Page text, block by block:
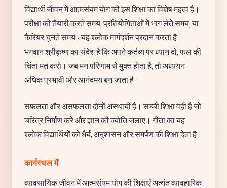
विद्यार्थी जीवन में आत्मसंयम योग की इस शिक्षा का विशेष महत्व है।
परीक्षा की तैयारी करते समय, प्रतियोगिताओं में भाग लेते समय, या
कैरियर चुनते समय - यह श्लोक मार्गदर्शन प्रदान करता है।
भगवान श्रीकृष्ण का संदेश है कि अपने कर्तव्य पर ध्यान दो, फल की
चिंता मत करो। जब मन परिणाम से मुक्त होता है, तो अध्ययन
अधिक प्रभावी और आनंदमय बन जाता है।
सफलता और असफलता दोनों अस्थायी हैं। सच्ची शिक्षा वही है जो
चरित्र निर्माण करे और ज्ञान की ज्योति जलाए। गीता का यह
श्लोक विद्यार्थियों को धैर्य, अनुशासन और समर्पण की शिक्षा देता है।
कार्यस्थल में
व्यावसायिक जीवन में आत्मसंयम योग की शिक्षाएँ अत्यंत व्यावहारिक